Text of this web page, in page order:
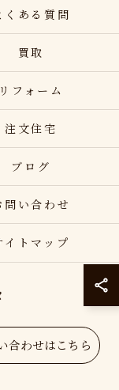
合わせはこちら
くある質問
買取
リフォーム
注文住宅
ブログ
問い合わせ
イトマップ
プレッセ ALL RIGHTS